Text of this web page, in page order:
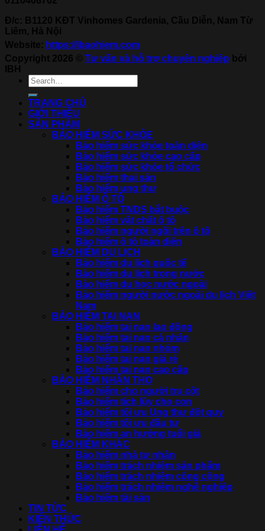
Đ/c: B1120 KĐT Vinhomes Gardenia, Cầu Diễn, Nam Từ
Liêm, Hà Nội
Website: https://ibaohiem.com
Copyright 2026 © Tư vấn và hỗ trợ chuyên nghiệp bởi
IBH
TRANG CHỦ
GIỚI THIỆU
SẢN PHẨM
BẢO HIỂM SỨC KHỎE
Bảo hiểm sức khỏe toàn diện
Bảo hiểm sức khỏe cao cấp
Bảo hiểm sức khỏe tổ chức
Bảo hiểm thai sản
Bảo hiểm ung thư
BẢO HIỂM Ô TÔ
Bảo hiểm TNDS bắt buộc
Bảo hiểm vật chất ô tô
Bảo hiểm người ngồi trên ô tô
Bảo hiểm ô tô toàn diện
BẢO HIỂM DU LỊCH
Bảo hiểm du lịch quốc tế
Bảo hiểm du lịch trong nước
Bảo hiểm du học nước ngoài
Bảo hiểm người nước ngoài du lịch Việt
Nam
BẢO HIỂM TAI NẠN
Bảo hiểm tai nạn lao động
Bảo hiểm tai nạn cá nhân
Bảo hiểm tai nạn nhóm
Bảo hiểm tai nạn giá rẻ
Bảo hiểm tai nạn cao cấp
BẢO HIỂM NHÂN THỌ
Bảo hiểm cho người trụ cột
Bảo hiểm tích lũy cho con
Bảo hiểm tối ưu Ung thư đột quỵ
Bảo hiểm tối ưu đầu tư
Bảo hiểm an hưởng tuổi già
BẢO HIỂM KHÁC
Bảo hiểm nhà tư nhân
Bảo hiểm trách nhiệm sản phẩm
Bảo hiểm trách nhiệm công cộng
Bảo hiểm trách nhiệm nghề nghiệp
Bảo hiểm tài sản
TIN TỨC
KIẾN THỨC